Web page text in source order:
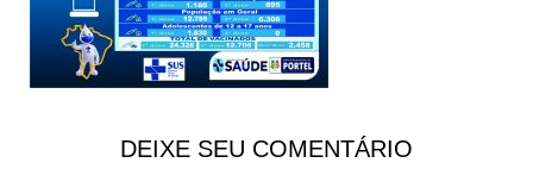
DEIXE SEU COMENTÁRIO